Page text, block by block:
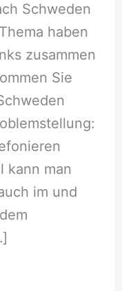
Schweden
haben
zusammen
Sie
kann man
im und